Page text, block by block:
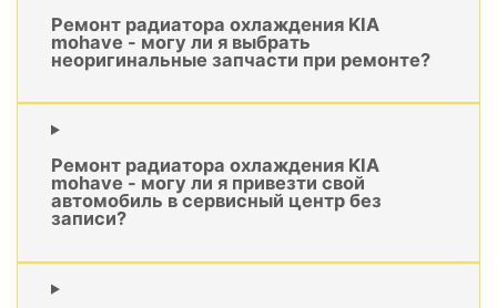
Ремонт радиатора охлаждения KIA
mohave - могу ли я выбрать
неоригинальные запчасти при ремонте?
Ремонт радиатора охлаждения KIA
mohave - могу ли я привезти свой
автомобиль в сервисный центр без
записи?